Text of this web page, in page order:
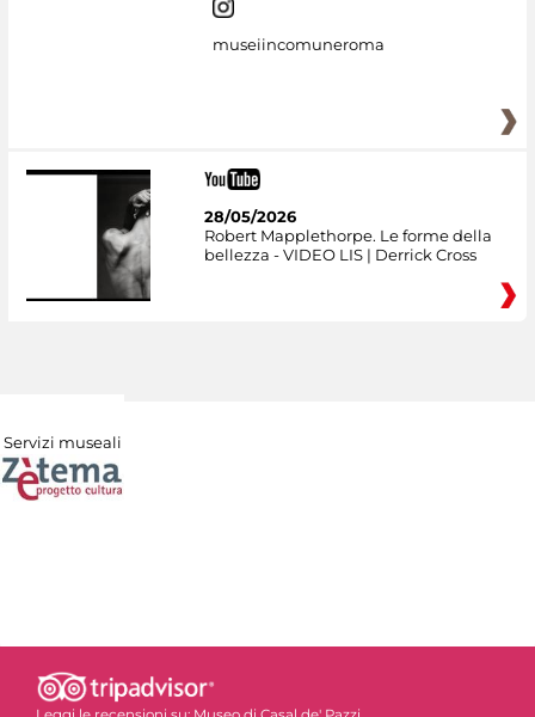
museiincomuneroma
28/05/2026
Robert Mapplethorpe. Le forme della
bellezza - VIDEO LIS | Derrick Cross
Servizi museali